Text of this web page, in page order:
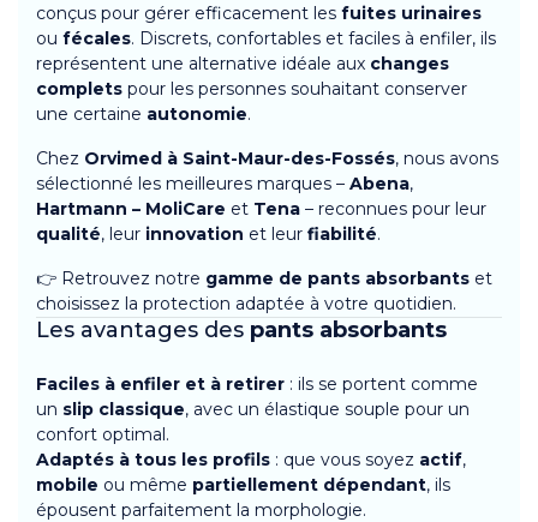
conçus pour gérer efficacement les fuites urinaires
ou fécales. Discrets, confortables et faciles à enfiler, ils
représentent une alternative idéale aux changes
complets pour les personnes souhaitant conserver
une certaine autonomie.
Chez Orvimed à Saint-Maur-des-Fossés, nous avons
sélectionné les meilleures marques – Abena,
Hartmann – MoliCare et Tena – reconnues pour leur
qualité, leur innovation et leur fiabilité.
👉 Retrouvez notre gamme de pants absorbants et
choisissez la protection adaptée à votre quotidien.
Les avantages des pants absorbants
Faciles à enfiler et à retirer : ils se portent comme
un slip classique, avec un élastique souple pour un
confort optimal.
Adaptés à tous les profils : que vous soyez actif,
mobile ou même partiellement dépendant, ils
épousent parfaitement la morphologie.